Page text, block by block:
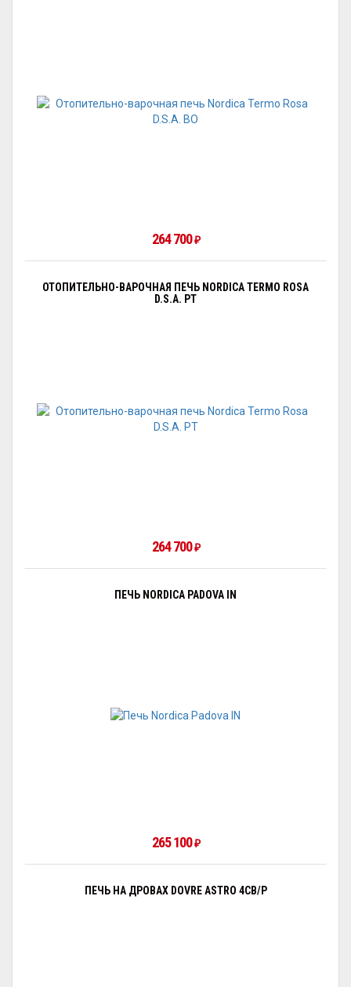
264 700₽
ОТОПИТЕЛЬНО-ВАРОЧНАЯ ПЕЧЬ NORDICA TERMO ROSA
D.S.A. PT
264 700₽
ПЕЧЬ NORDICA PADOVA IN
265 100₽
ПЕЧЬ НА ДРОВАХ DOVRE ASTRO 4CB/P